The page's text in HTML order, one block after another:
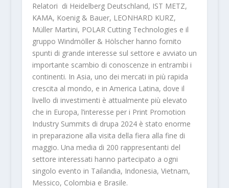
Relatori di Heidelberg Deutschland, IST METZ,
KAMA, Koenig & Bauer, LEONHARD KURZ,
Müller Martini, POLAR Cutting Technologies e il
gruppo Windmöller & Hölscher hanno fornito
spunti di grande interesse sul settore e avviato un
importante scambio di conoscenze in entrambi i
continenti. In Asia, uno dei mercati in più rapida
crescita al mondo, e in America Latina, dove il
livello di investimenti è attualmente più elevato
che in Europa, l’interesse per i Print Promotion
Industry Summits di drupa 2024 è stato enorme
in preparazione alla visita della fiera alla fine di
maggio. Una media di 200 rappresentanti del
settore interessati hanno partecipato a ogni
singolo evento in Tailandia, Indonesia, Vietnam,
Messico, Colombia e Brasile.